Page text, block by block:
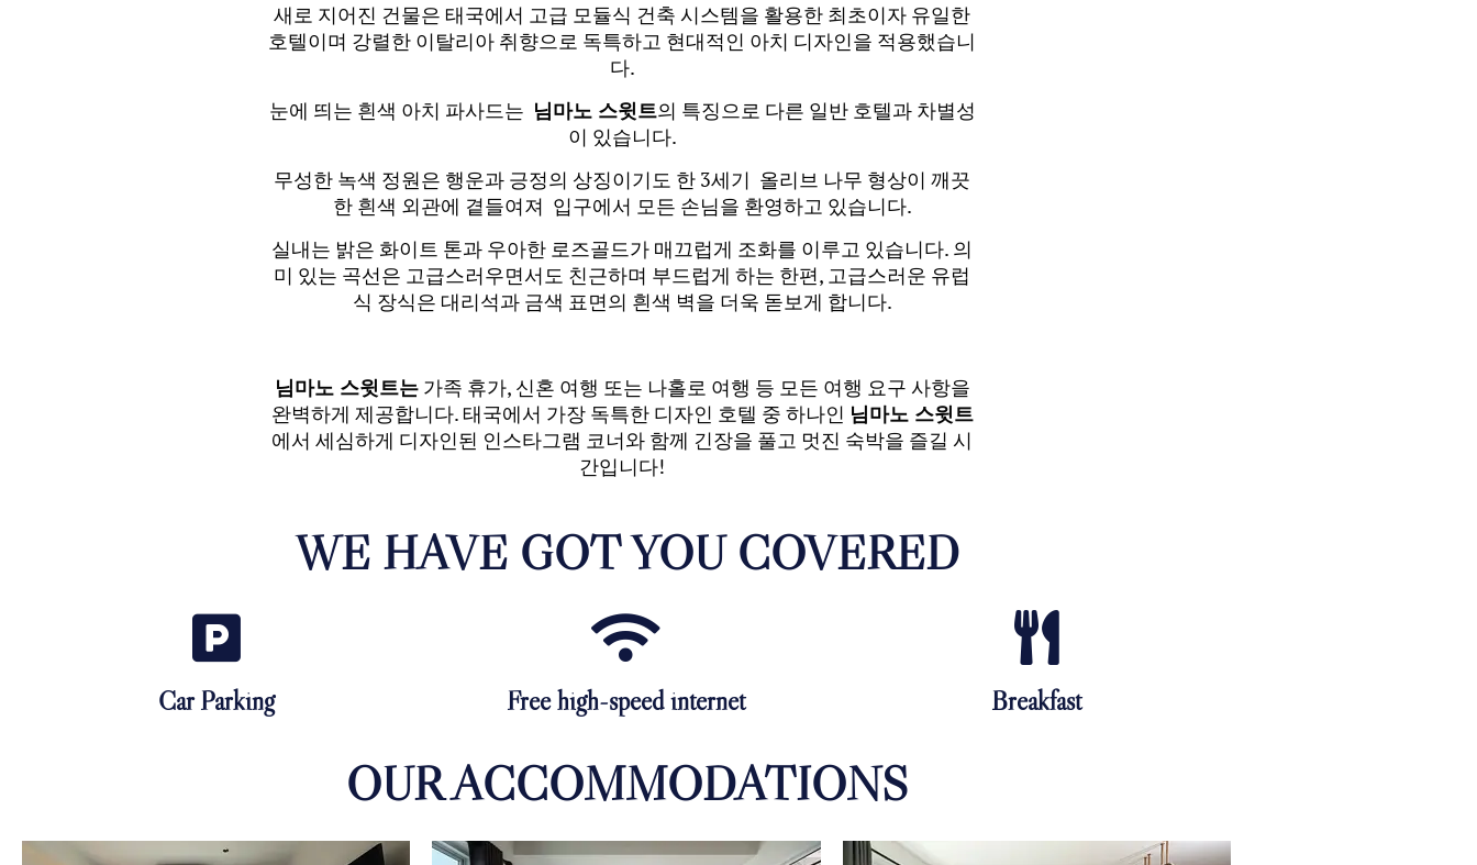
새로 지어진 건물은 태국에서 고급 모듈식 건축 시스템을 활용한 최초이자 유일한
호텔이며 강렬한 이탈리아 취향으로 독특하고 현대적인 아치 디자인을 적용했습니
다.
눈에 띄는 흰색 아치 파사드는 님마노 스윗트의 특징으로 다른 일반 호텔과 차별성
이 있습니다.
무성한 녹색 정원은 행운과 긍정의 상징이기도 한 3세기 올리브 나무 형상이 깨끗
한 흰색 외관에 곁들여져 입구에서 모든 손님을 환영하고 있습니다.
실내는 밝은 화이트 톤과 우아한 로즈골드가 매끄럽게 조화를 이루고 있습니다. 의
미 있는 곡선은 고급스러우면서도 친근하며 부드럽게 하는 한편, 고급스러운 유럽
식 장식은 대리석과 금색 표면의 흰색 벽을 더욱 돋보게 합니다.
님마노 스윗트는가족 휴가, 신혼 여행 또는 나홀로 여행 등 모든 여행 요구 사항을
완벽하게 제공합니다. 태국에서 가장 독특한 디자인 호텔 중 하나인 님마노 스윗트
에서 세심하게 디자인된 인스타그램 코너와 함께 긴장을 풀고 멋진 숙박을 즐길 시
간입니다!
WE HAVE GOT YOU COVERED
Car Parking Free high-speed internet Breakfast
OUR ACCOMMODATIONS